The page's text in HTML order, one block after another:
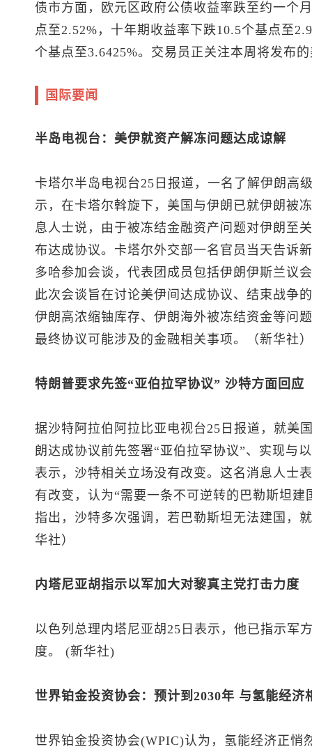
债市方面，欧元区政府公债收益率跌至约一个
点至2.52%，十年期收益率下跌10.5个基点至
个基点至3.6425%。交易员正关注本周将发布
国际要闻
半岛电视台：美伊就资产解冻问题达成谅解
卡塔尔半岛电视台25日报道，一名了解伊朗高
示，在卡塔尔斡旋下，美国与伊朗已就伊朗被
息人士说，由于被冻结金融资产问题对伊朗至
布达成协议。卡塔尔外交部一名官员当天告诉
多哈参加会谈，代表团成员包括伊朗伊斯兰议
此次会谈旨在讨论美伊间达成协议、结束战争
伊朗高浓缩铀库存、伊朗海外被冻结资金等问
最终协议可能涉及的金融相关事项。（新华社）
特朗普要求先签“亚伯拉罕协议” 沙特方面回应
据沙特阿拉伯阿拉比亚电视台25日报道，就美
朗达成协议前先签署“亚伯拉罕协议”、实现与
表示，沙特相关立场没有改变。这名消息人士
有改变，认为“需要一条不可逆转的巴勒斯坦
指出，沙特多次强调，若巴勒斯坦无法建国，
华社）
内塔尼亚胡指示以军加大对黎真主党打击力度
以色列总理内塔尼亚胡25日表示，他已指示军
度。 (新华社)
世界铂金投资协会：预计到2030年 与氢能经
世界铂金投资协会(WPIC)认为，氢能经济正悄